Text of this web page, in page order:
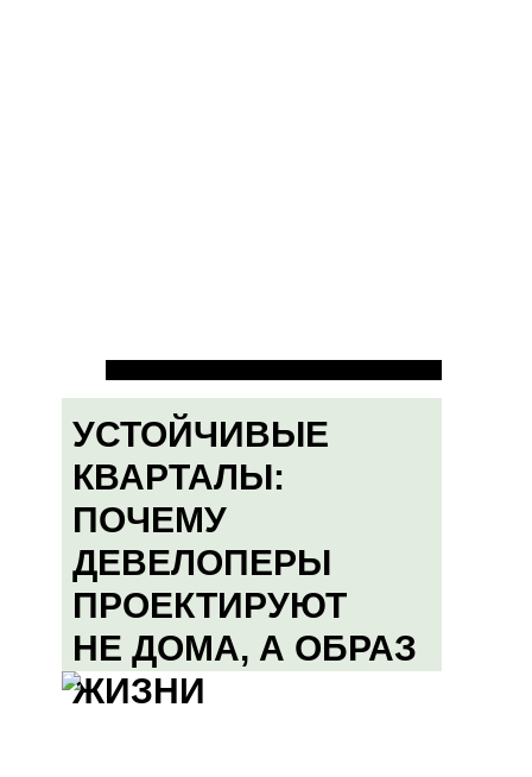
УСТОЙЧИВЫЕ
КВАРТАЛЫ:
ПОЧЕМУ
ДЕВЕЛОПЕРЫ
ПРОЕКТИРУЮТ
НЕ ДОМА, А ОБРАЗ
ЖИЗНИ